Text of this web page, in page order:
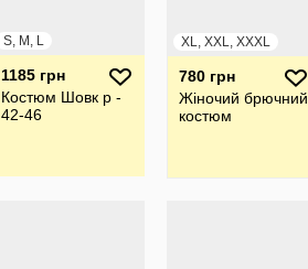
S, M, L
1185 грн
Костюм Шовк р -
42-46
XL, XXL, XXXL
780 грн
Жiночий брючний
костюм